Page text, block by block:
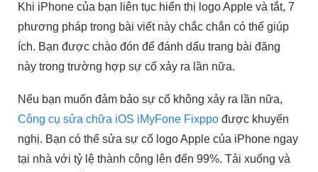
Khi iPhone của bạn liên tục hiển thị logo Apple và tắt, 7
phương pháp trong bài viết này chắc chắn có thể giúp
ích. Bạn được chào đón để đánh dấu trang bài đăng
này trong trường hợp sự cố xảy ra lần nữa.
Nếu bạn muốn đảm bảo sự cố không xảy ra lần nữa,
Công cụ sửa chữa iOS iMyFone Fixppo được khuyến
nghị. Bạn có thể sửa sự cố logo Apple của iPhone ngay
tại nhà với tỷ lệ thành công lên đến 99%. Tải xuống và